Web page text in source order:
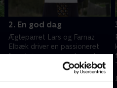
2. En god dag
Ægteparret Lars og Farnaz
Elbæk driver en passioneret
forretning sammen, hvor de
sælger liebhaverboliger på
København og Nordsjælland.